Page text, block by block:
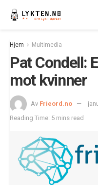
Hjem Multimedia
Pat Condell:
mot kvinner
Av Frieord.no
Reading Time: 5 mins read